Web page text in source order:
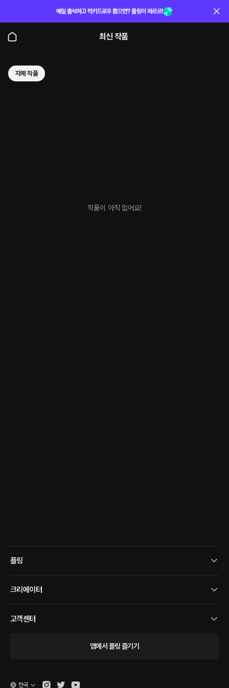
매일 출석하고 럭키드로우 뽑으면? 플링이 와르르!
최신 작품
자체 작품
작품이 아직 없어요!
플링
크리에이터
고객센터
앱에서 플링 즐기기
한국